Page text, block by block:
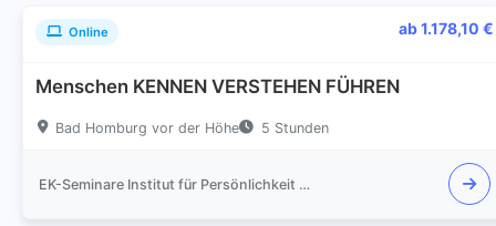
Online ab 1.178,10 €
Menschen KENNEN VERSTEHEN FÜHREN
Bad Homburg vor der Höhe 5 Stunden
EK-Seminare Institut für Persönlichkeit & Kompetenz